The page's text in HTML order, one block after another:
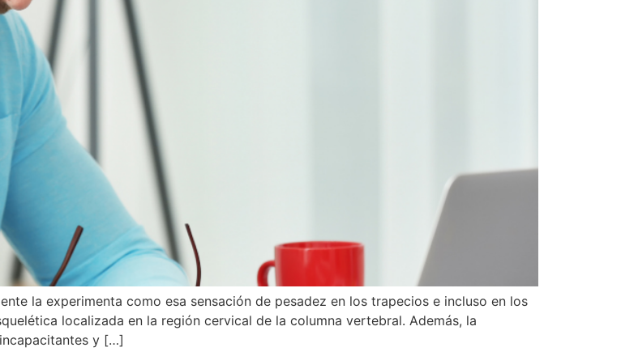
la experimenta como esa sensación de pesadez en los trapecios e incluso en los
localizada en la región cervical de la columna vertebral. Además, la
y […]